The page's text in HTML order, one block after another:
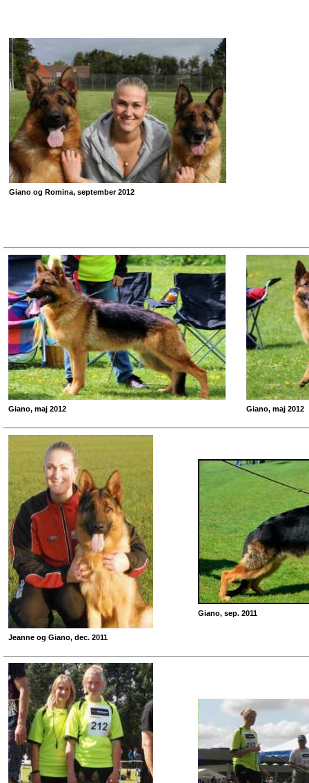
Giano og Romina, september 2012
Giano, maj 2012 Giano, maj 2012
Jeanne og Giano, dec. 2011
Giano, sep. 2011